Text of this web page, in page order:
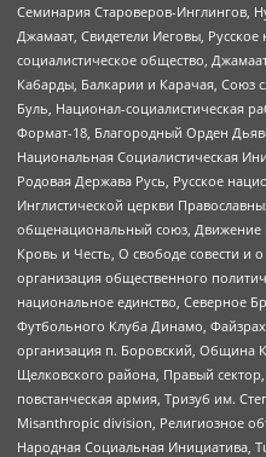
Семинария Староверов-Инглингов,
Джамаат, Свидетели Иеговы,
социалистическое общество,
Кабарды, Балкарии и Карачая, Союз
Буль, Национал-социалистическая
Формат-18, Благородный Орден
Национальная Социалистическая
Родовая Держава Русь, Русское
Инглистической церкви
общенациональный союз, Движение
Кровь и Честь, О свободе совести и
организация общественного
национальное единство, Северное
Футбольного Клуба Динамо,
организация п. Боровский, Община
Щелковского района, Правый
повстанческая армия, Тризуб им.
Misanthropic division, Религиозное
Народная Социальная Инициатива,